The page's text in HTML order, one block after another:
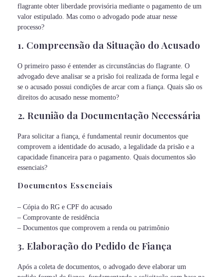
flagrante obter liberdade provisória mediante o pagamento de um
valor estipulado. Mas como o advogado pode atuar nesse
processo?
1. Compreensão da Situação do Acusado
O primeiro passo é entender as circunstâncias do flagrante. O
advogado deve analisar se a prisão foi realizada de forma legal e
se o acusado possui condições de arcar com a fiança. Quais são os
direitos do acusado nesse momento?
2. Reunião da Documentação Necessária
Para solicitar a fiança, é fundamental reunir documentos que
comprovem a identidade do acusado, a legalidade da prisão e a
capacidade financeira para o pagamento. Quais documentos são
essenciais?
Documentos Essenciais
– Cópia do RG e CPF do acusado
– Comprovante de residência
– Documentos que comprovem a renda ou patrimônio
3. Elaboração do Pedido de Fiança
Após a coleta de documentos, o advogado deve elaborar um